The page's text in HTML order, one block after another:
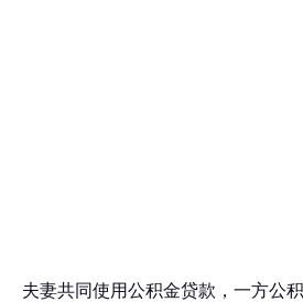
夫妻共同使用公积金贷款，一方公